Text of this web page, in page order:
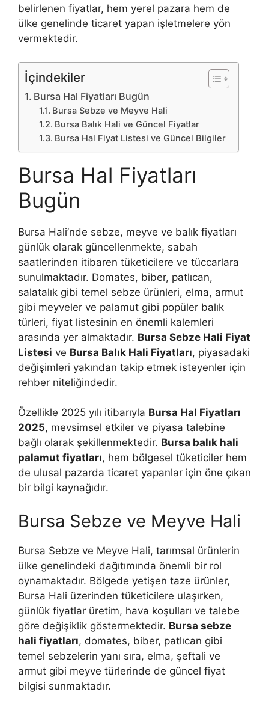
belirlenen fiyatlar, hem yerel pazara hem de
ülke genelinde ticaret yapan işletmelere yön
vermektedir.
İçindekiler
Bursa Hal Fiyatları Bugün
Bursa Sebze ve Meyve Hali
Bursa Balık Hali ve Güncel Fiyatlar
Bursa Hal Fiyat Listesi ve Güncel Bilgiler
Bursa Hal Fiyatları
Bugün
Bursa Hali’nde sebze, meyve ve balık fiyatları
günlük olarak güncellenmekte, sabah
saatlerinden itibaren tüketicilere ve tüccarlara
sunulmaktadır. Domates, biber, patlıcan,
salatalık gibi temel sebze ürünleri, elma, armut
gibi meyveler ve palamut gibi popüler balık
türleri, fiyat listesinin en önemli kalemleri
arasında yer almaktadır. Bursa Sebze Hali Fiyat
Listesi ve Bursa Balık Hali Fiyatları, piyasadaki
değişimleri yakından takip etmek isteyenler için
rehber niteliğindedir.
Özellikle 2025 yılı itibarıyla Bursa Hal Fiyatları
2025, mevsimsel etkiler ve piyasa talebine
bağlı olarak şekillenmektedir. Bursa balık hali
palamut fiyatları, hem bölgesel tüketiciler hem
de ulusal pazarda ticaret yapanlar için öne çıkan
bir bilgi kaynağıdır.
Bursa Sebze ve Meyve Hali
Bursa Sebze ve Meyve Hali, tarımsal ürünlerin
ülke genelindeki dağıtımında önemli bir rol
oynamaktadır. Bölgede yetişen taze ürünler,
Bursa Hali üzerinden tüketicilere ulaşırken,
günlük fiyatlar üretim, hava koşulları ve talebe
göre değişiklik göstermektedir. Bursa sebze
hali fiyatları, domates, biber, patlıcan gibi
temel sebzelerin yanı sıra, elma, şeftali ve
armut gibi meyve türlerinde de güncel fiyat
bilgisi sunmaktadır.